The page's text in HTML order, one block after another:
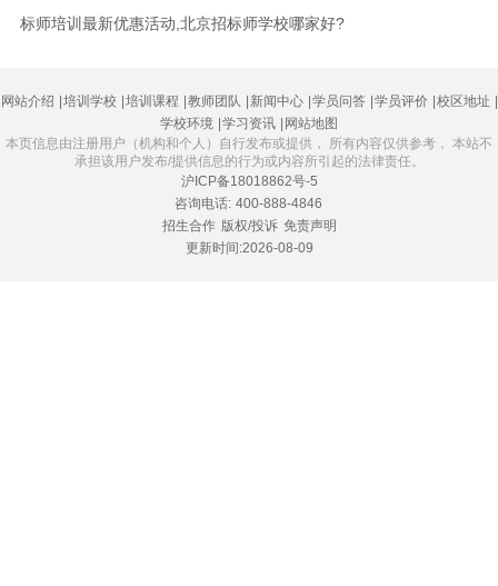
标师培训最新优惠活动,北京招标师学校哪家好?
网站介绍 培训学校 培训课程 教师团队 新闻中心 学员问答 学员评价 校区地址
学校环境 学习资讯
网站地图
本页信息由注册用户（机构和个人）自行发布或提供， 所有内容仅供参考， 本站不
承担该用户发布/提供信息的行为或内容所引起的法律责任。
沪ICP备18018862号-5
咨询电话: 400-888-4846
招生合作 版权/投诉 免责声明
更新时间:2026-08-09